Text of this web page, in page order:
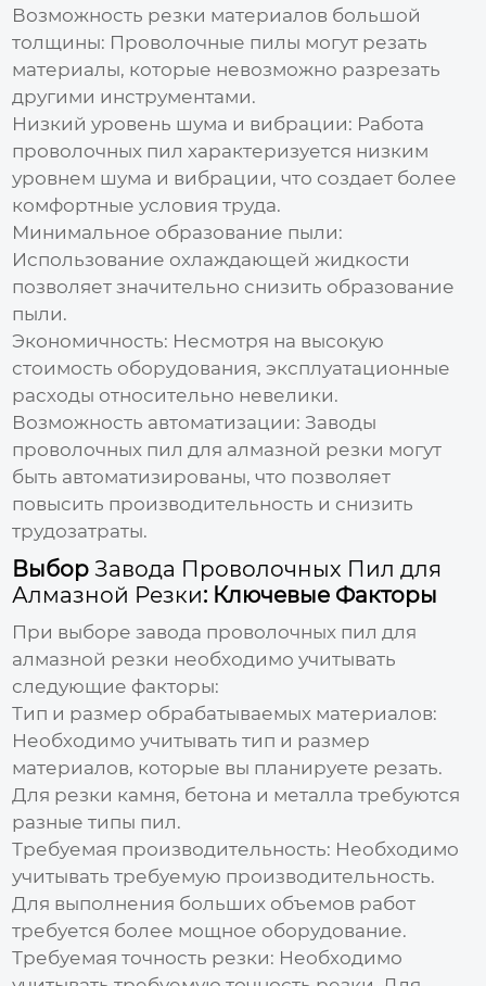
Возможность резки материалов большой
толщины: Проволочные пилы могут резать
материалы, которые невозможно разрезать
другими инструментами.
Низкий уровень шума и вибрации: Работа
проволочных пил характеризуется низким
уровнем шума и вибрации, что создает более
комфортные условия труда.
Минимальное образование пыли:
Использование охлаждающей жидкости
позволяет значительно снизить образование
пыли.
Экономичность: Несмотря на высокую
стоимость оборудования, эксплуатационные
расходы относительно невелики.
Возможность автоматизации: Заводы
проволочных пил для алмазной резки могут
быть автоматизированы, что позволяет
повысить производительность и снизить
трудозатраты.
Выбор Завода Проволочных Пил для
Алмазной Резки: Ключевые Факторы
При выборезавода проволочных пил для
алмазной резки необходимо учитывать
следующие факторы:
Тип и размер обрабатываемых материалов:
Необходимо учитывать тип и размер
материалов, которые вы планируете резать.
Для резки камня, бетона и металла требуются
разные типы пил.
Требуемая производительность: Необходимо
учитывать требуемую производительность.
Для выполнения больших объемов работ
требуется более мощное оборудование.
Требуемая точность резки: Необходимо